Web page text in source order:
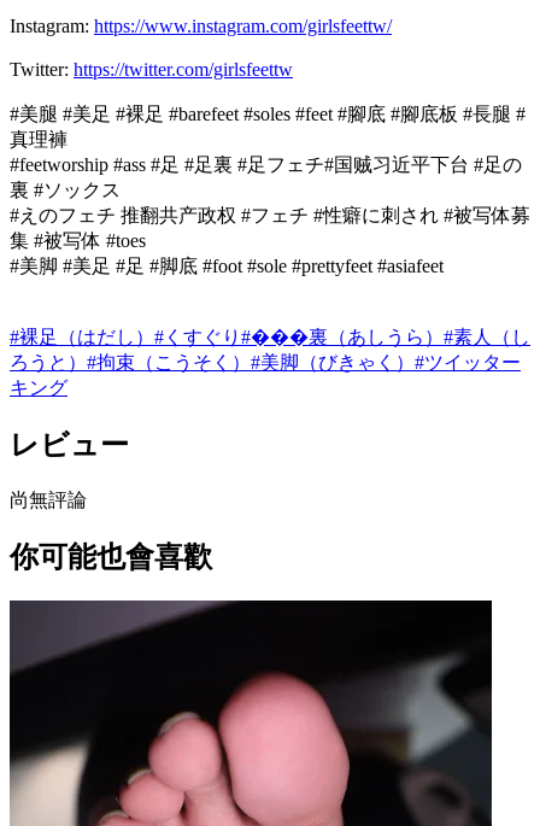
Instagram: https://www.instagram.com/girlsfeettw/
Twitter: https://twitter.com/girlsfeettw
#美腿 #美足 #裸足 #barefeet #soles #feet #腳底 #腳底板 #長腿 #
真理褲
#feetworship #ass #足 #足裏 #足フェチ#国贼习近平下台 #足の
裏 #ソックス
#えのフェチ 推翻共产政权 #フェチ #性癖に刺され #被写体募
集 #被写体 #toes
#美脚 #美足 #足 #脚底 #foot #sole #prettyfeet #asiafeet
#裸足（はだし） # くすぐり #���裏（あしうら） #素人（し
ろうと） #拘束（こうそく） #美脚（びきゃく） #ツイッター
キング
レビュー
尚無評論
你可能也會喜歡